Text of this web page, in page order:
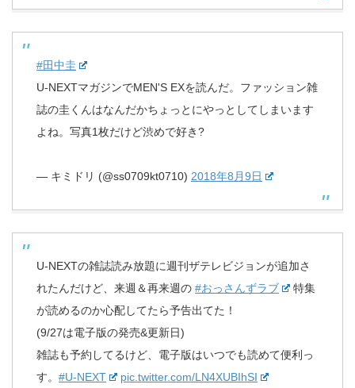
#田中圭
U-NEXTマガジンでMEN'S EXを読んだ。ファッション雑
誌の圭くんはなんだかちょっとにやっとしてしまいます
よね。写真1枚だけど渋めで好き?
— キミドリ (@ss0709kt0710) 2018年8月9日
U-NEXTの雑誌読み放題に週刊ザテレビジョンが追加さ
れたんだけど、来週＆再来週の #おっさんずラブ
特集
が読めるのか心配してたら予告出てた！
(9/27は電子版の発売&更新日)
雑誌も予約してるけど、電子版はいつでも読めて便利っ
す。 #U-NEXT pic.twitter.com/LN4XUBIhSI